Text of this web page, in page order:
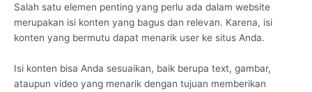
Salah satu elemen penting yang perlu ada dalam website
merupakan isi konten yang bagus dan relevan. Karena, isi
konten yang bermutu dapat menarik user ke situs Anda.
Isi konten bisa Anda sesuaikan, baik berupa text, gambar,
ataupun video yang menarik dengan tujuan memberikan